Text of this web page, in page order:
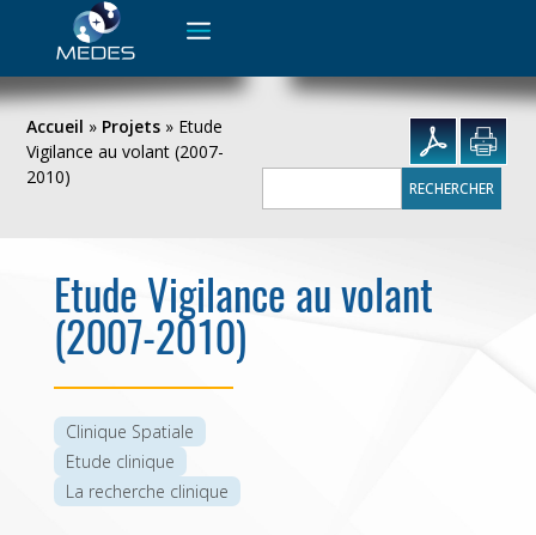
Rechercher :
Accueil » Projets » Etude
Vigilance au volant (2007-
2010)
Etude Vigilance au volant
(2007-2010)
Clinique Spatiale
Etude clinique
La recherche clinique